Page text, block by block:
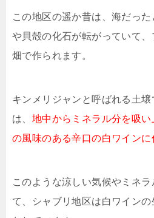
この地区の遥か昔は、海だっ
や貝殻の化石が転がっていて
畑で作られます。
キンメリジャンと呼ばれる土
は、 地中からミネラル分を吸
の風味のある辛口の白ワインに
このような涼しい気候やミネ
て、シャブリ地区は白ワイン